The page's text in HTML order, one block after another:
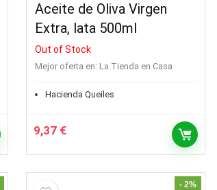
Aceite de Oliva Virgen
Extra, lata 500ml
Out of Stock
Mejor oferta en: La Tienda en Casa
Hacienda Queiles
9,37 €
- 2%